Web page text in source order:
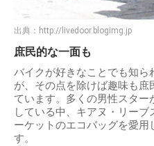
出典： http://livedoor.blogimg.jp
庶民的な一面も
バイクが好きなことでも知ら
が、その点を除けば趣味も庶
ています。多くの男性スター
している中、キアヌ・リー
ーケットのエコバッグを愛用
す。